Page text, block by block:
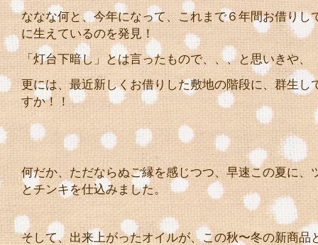
ななな何と、今年になって、これまで６年間お借りし
に生えているのを発見！
「灯台下暗し」とは言ったもので、、、と思いきや、
更には、最近新しくお借りした敷地の階段に、群生し
すか！！
何だか、ただならぬご縁を感じつつ、早速この夏に、
とチンキを仕込みました。
そして、出来上がったオイルが、この秋〜冬の新商